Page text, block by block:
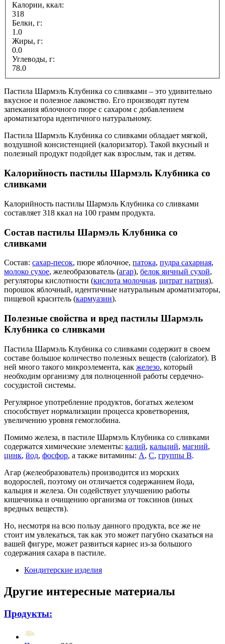
Калории, ккал:
318
Белки, г:
1.0
Жиры, г:
0.0
Углеводы, г:
78.0
Пастила Шармэль Клубника со сливками – это удивительно
вкусное и полезное лакомство. Его производят путем
запекания яблочного пюре с сахаром с добавлением
ароматизатора идентичного натуральному.
Пастила Шармэль Клубника со сливками обладает мягкой,
воздушной консистенцией (калоризатор). Такой вкусный и
полезный продукт подойдет как взрослым, так и детям.
Калорийность пастилы Шармэль Клубника со
сливками
Калорийность пастилы Шармэль Клубника со сливками
составляет 318 ккал на 100 грамм продукта.
Состав пастилы Шармэль Клубника со
сливками
Состав: сахар-песок, пюре яблочное, патока, пудра сахарная,
молоко сухое, желеобразователь (агар), белок яичный сухой,
регуляторы кислотности (кислота молочная, цитрат натрия),
порошок яблочный, идентичные натуральным ароматизаторы,
пищевой краситель (кармуазин).
Полезные свойства и вред пастилы Шармэль
Клубника со сливками
Пастила Шармэль Клубника со сливками содержит в своем
составе большое количество полезных веществ (calorizator). В
ней много такого микроэлемента, как железо, который
необходим организму для полноценной работы сердечно-
сосудистой системы.
Регулярное употребление продуктов, богатых железом
способствует нормализации процесса кроветворения,
увеличению уровня гемоглобина.
Помимо железа, в пастиле Шармэль Клубника со сливками
содержатся химические элементы: калий, кальций, магний,
цинк, йод, фосфор, а также витамины: А, С, группы В.
Агар (желеобразователь) производится из морских
водорослей, поэтому он отличается содержанием йода,
кальция и железа. Он содействует улучшению работы
кишечника и очищению организма от токсинов (иных
вредных веществ).
Но, несмотря на всю пользу данного продукта, все же не
стоит им увлекаться, так как это может пагубно сказаться на
вашей фигуре, может развиться кариес из-за большого
содержания сахара в пастиле.
Кондитерские изделия
Другие интересные материалы
Продукты: